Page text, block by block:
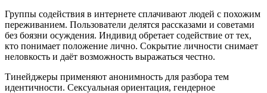
Группы содействия в интернете сплачивают людей с похожим
переживанием. Пользователи делятся рассказами и советами
без боязни осуждения. Индивид обретает содействие от тех,
кто понимает положение лично. Сокрытие личности снимает
неловкость и даёт возможность выражаться честно.
Тинейджеры применяют анонимность для разбора тем
идентичности. Сексуальная ориентация, гендерное